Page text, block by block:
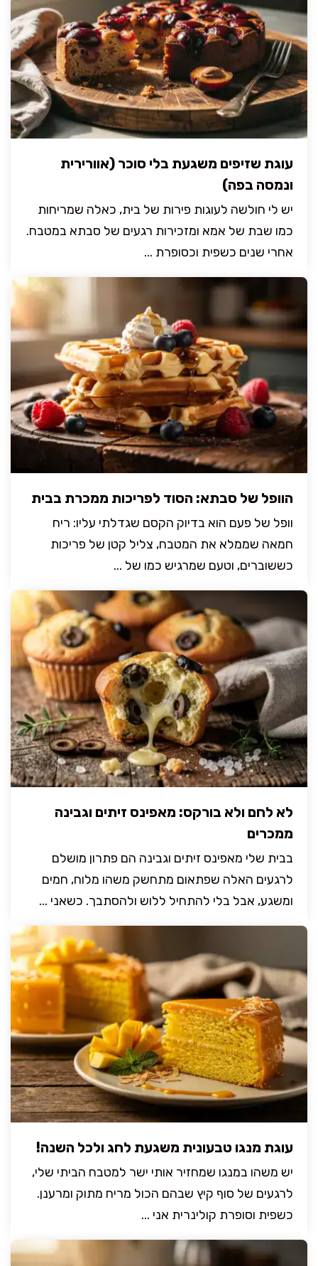
עוגת שזיפים משגעת בלי סוכר (אוורירית
ונמסה בפה)
יש לי חולשה לעוגות פירות של בית, כאלה שמריחות
כמו שבת של אמא ומזכירות רגעים של סבתא במטבח.
אחרי שנים כשפית וכסופרת ...
הוופל של סבתא: הסוד לפריכות ממכרת בבית
וופל של פעם הוא בדיוק הקסם שגדלתי עליו: ריח
חמאה שממלא את המטבח, צליל קטן של פריכות
כששוברים, וטעם שמרגיש כמו של ...
לא לחם ולא בורקס: מאפינס זיתים וגבינה
ממכרים
בבית שלי מאפינס זיתים וגבינה הם פתרון מושלם
לרגעים האלה שפתאום מתחשק משהו מלוח, חמים
ומשגע, אבל בלי להתחיל ללוש ולהסתבך. כשאני ...
עוגת מנגו טבעונית משגעת לחג ולכל השנה!
יש משהו במנגו שמחזיר אותי ישר למטבח הביתי שלי,
לרגעים של סוף קיץ שבהם הכול מריח מתוק ומרענן.
כשפית וסופרת קולינרית אני ...